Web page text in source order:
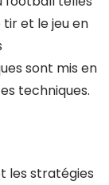
et le jeu en
sont mis en
techniques.
les stratégies